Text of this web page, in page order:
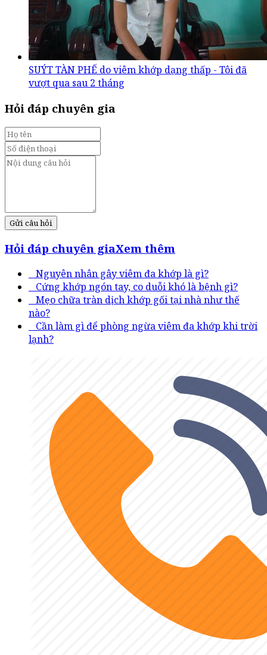
SUÝT TÀN PHẾ do viêm khớp dạng thấp - Tôi đã
vượt qua sau 2 tháng
Hỏi đáp chuyên gia
Gửi câu hỏi
Hỏi đáp chuyên giaXem thêm
Nguyên nhân gây viêm đa khớp là gì?
Cứng khớp ngón tay, co duỗi khó là bệnh gì?
Mẹo chữa tràn dịch khớp gối tại nhà như thế
nào?
Cần làm gì để phòng ngừa viêm đa khớp khi trời
lạnh?